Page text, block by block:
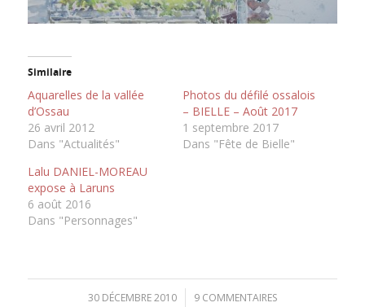
Similaire
Aquarelles de la vallée
d’Ossau
26 avril 2012
Dans "Actualités"
Photos du défilé ossalois
– BIELLE – Août 2017
1 septembre 2017
Dans "Fête de Bielle"
Lalu DANIEL-MOREAU
expose à Laruns
6 août 2016
Dans "Personnages"
30 DÉCEMBRE 2010
/ 9 COMMENTAIRES